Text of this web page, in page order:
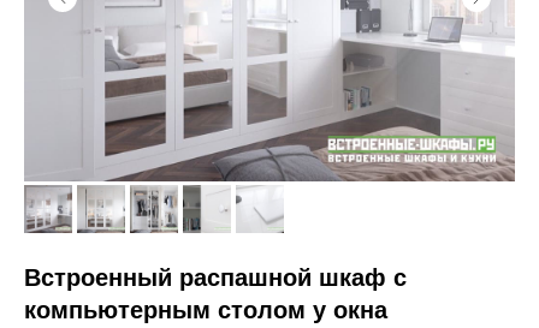
Встроенный распашной шкаф с
компьютерным столом у окна